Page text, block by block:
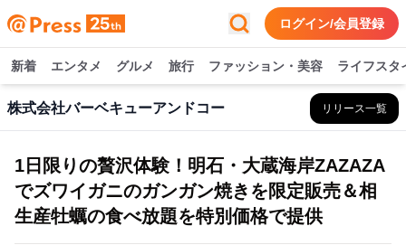
ログイン/会員登録
新着 エンタメ グルメ 旅行 ファッション・美容 ライフスタ
株式会社バーベキューアンドコー リリース一覧
1日限りの贅沢体験！明石・大蔵海岸ZAZAZA
でズワイガニのガンガン焼きを限定販売＆相
生産牡蠣の食べ放題を特別価格で提供